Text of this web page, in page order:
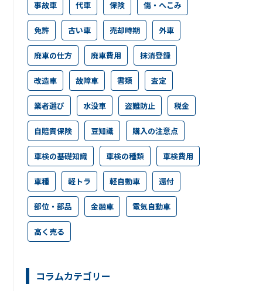
事故車 代車 保険 傷・へこみ
免許 古い車 売却時期 外車
廃車の仕方 廃車費用 抹消登録
改造車 故障車 書類 査定
業者選び 水没車 盗難防止 税金
自賠責保険 豆知識 購入の注意点
車検の基礎知識 車検の種類 車検費用
車種 軽トラ 軽自動車 還付
部位・部品 金融車 電気自動車
高く売る
コラムカテゴリー